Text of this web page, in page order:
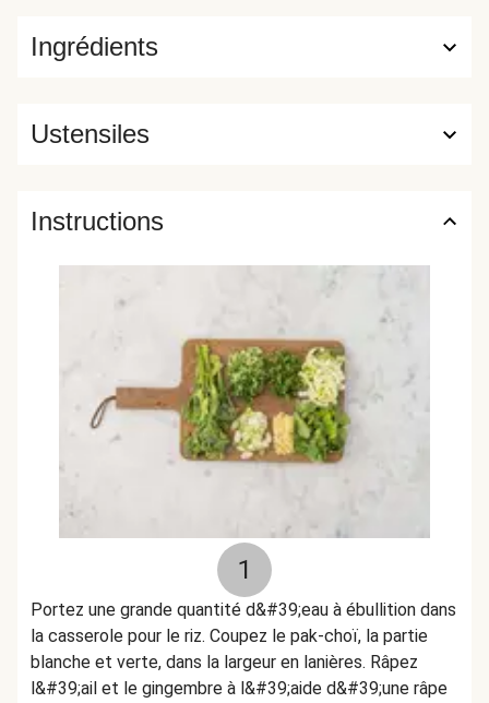
Ingrédients
Ustensiles
Instructions
1
Portez une grande quantité d&#39;eau à ébullition dans
la casserole pour le riz. Coupez le pak-choï, la partie
blanche et verte, dans la largeur en lanières. Râpez
l&#39;ail et le gingembre à l&#39;aide d&#39;une râpe